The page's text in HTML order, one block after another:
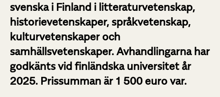
svenska i Finland i litteraturvetenskap,
historievetenskaper, språkvetenskap,
kulturvetenskaper och
samhällsvetenskaper. Avhandlingarna har
godkänts vid finländska universitet år
2025. Prissumman är 1 500 euro var.